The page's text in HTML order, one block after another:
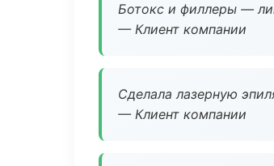
Ботокс и филлеры —
— Клиент компании
Сделала лазерную
— Клиент компании